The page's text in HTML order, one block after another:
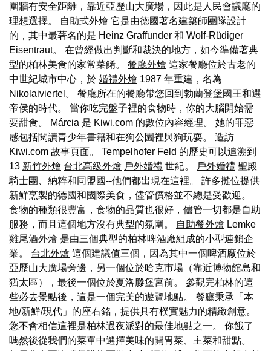
圍牆有安全距離，靠近亞歷山大廣場，因此是人民會議廳的
理想選擇。
自助式外燴 它是由德國著名建築師團隊設計
的，其中最著名的是 Heinz Graffunder 和 Wolf-Rüdiger
Eisentraut。 在曾經做出判斷和裁決的地方，如今準備著典
型的柏林美食的家常菜餚。 餐廳外燴 這家餐廳位於古老的
中世紀城市中心，於 婚禮外燴 1987 年重建，名為
Nikolaiviertel。 餐廳所在的餐廳帶您回到勃蘭登堡國王和選
帝侯的時代。 當你吃完盤子裡的食物時，你的大腦開始需
要甜食。 Márcia 是 Kiwi.com 的數位內容經理。 她的罪惡
感包括閱讀青少年書籍和在狗公園裡與狗玩耍。 造訪
Kiwi.com 故事頁面。 Tempelhofer Feld 的歷史可以追溯到
13 新竹外燴 台北高級外燴 戶外婚禮 世紀。 戶外婚禮 聖殿
騎士團、納粹和同盟國--他們都出現在這裡。 許多攤位提供
新鮮烹製的德國和國際美食，儘管價格並不總是受歡迎。
食物的種類很豐富，食物的品質也很好，儘管一切都是自助
服務，而且這個地方沒有典型的氛圍。
自助餐外燴 Lemke
雞尾酒外燴 是由三個典型的柏林啤酒廠組成的小型連鎖企
業。 台北外燴 這個建議值三個，因為其中一個啤酒廠位於
亞歷山大廣場旁邊，另一個位於哈克市場（靠近博物館島和
猶太區），最後一個位於夏洛滕堡宮前。 參觀完柏林的這
些必去景點後，這是一個完美的遊覽地點。 餐廳秉承「本
地/新鮮/現代」的座右銘，提供具有樸實魅力的精緻創意。
您不會相信這裡是柏林過夜派對的最佳地點之一。 你餓了
嗎然後從我們的菜單中選擇美味的開胃菜、主菜和甜點。